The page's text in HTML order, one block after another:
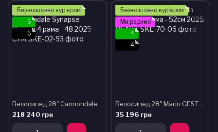
Безкоштовно кур'єром
6
6
Велосипед 28" Cannondale Synapse Carbon 4 рама - 48 2025 CHK
218 240 грн
Безкоштовно кур'єром
Ми радимо
4
4
Велосипед 28" Marin GESTALT рама - 52см 2025 BLACK
35 196 грн